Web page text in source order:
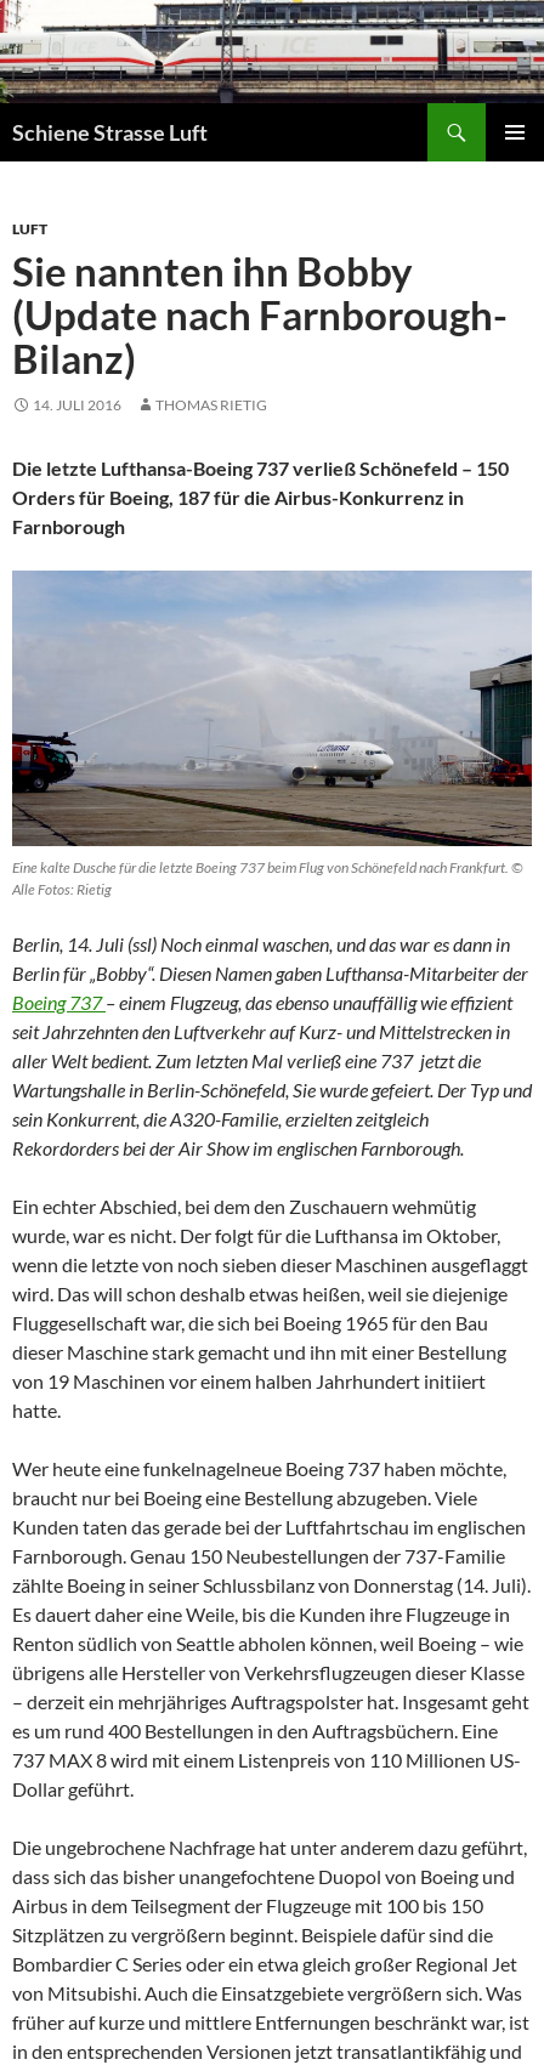
Zum
Inhalt
springen
Schiene Strasse Luft
LUFT
Sie nannten ihn Bobby
(Update nach Farnborough-
Bilanz)
14. JULI 2016 THOMAS RIETIG
Die letzte Lufthansa-Boeing 737 verließ Schönefeld – 150
Orders für Boeing, 187 für die Airbus-Konkurrenz in
Farnborough
Eine kalte Dusche für die letzte Boeing 737 beim Flug von Schönefeld nach Frankfurt. ©
Alle Fotos: Rietig
Berlin, 14. Juli (ssl) Noch einmal waschen, und das war es dann in
Berlin für „Bobby“. Diesen Namen gaben Lufthansa-Mitarbeiter der
Boeing 737– einem Flugzeug, das ebenso unauffällig wie effizient
seit Jahrzehnten den Luftverkehr auf Kurz- und Mittelstrecken in
aller Welt bedient. Zum letzten Mal verließ eine 737 jetzt die
Wartungshalle in Berlin-Schönefeld, Sie wurde gefeiert. Der Typ und
sein Konkurrent, die A320-Familie, erzielten zeitgleich
Rekordorders bei der Air Show im englischen Farnborough.
Ein echter Abschied, bei dem den Zuschauern wehmütig
wurde, war es nicht. Der folgt für die Lufthansa im Oktober,
wenn die letzte von noch sieben dieser Maschinen ausgeflaggt
wird. Das will schon deshalb etwas heißen, weil sie diejenige
Fluggesellschaft war, die sich bei Boeing 1965 für den Bau
dieser Maschine stark gemacht und ihn mit einer Bestellung
von 19 Maschinen vor einem halben Jahrhundert initiiert
hatte.
Wer heute eine funkelnagelneue Boeing 737 haben möchte,
braucht nur bei Boeing eine Bestellung abzugeben. Viele
Kunden taten das gerade bei der Luftfahrtschau im englischen
Farnborough. Genau 150 Neubestellungen der 737-Familie
zählte Boeing in seiner Schlussbilanz von Donnerstag (14. Juli).
Es dauert daher eine Weile, bis die Kunden ihre Flugzeuge in
Renton südlich von Seattle abholen können, weil Boeing – wie
übrigens alle Hersteller von Verkehrsflugzeugen dieser Klasse
– derzeit ein mehrjähriges Auftragspolster hat. Insgesamt geht
es um rund 400 Bestellungen in den Auftragsbüchern. Eine
737 MAX 8 wird mit einem Listenpreis von 110 Millionen US-
Dollar geführt.
Die ungebrochene Nachfrage hat unter anderem dazu geführt,
dass sich das bisher unangefochtene Duopol von Boeing und
Airbus in dem Teilsegment der Flugzeuge mit 100 bis 150
Sitzplätzen zu vergrößern beginnt. Beispiele dafür sind die
Bombardier C Series oder ein etwa gleich großer Regional Jet
von Mitsubishi. Auch die Einsatzgebiete vergrößern sich. Was
früher auf kurze und mittlere Entfernungen beschränkt war, ist
in den entsprechenden Versionen jetzt transatlantikfähig und